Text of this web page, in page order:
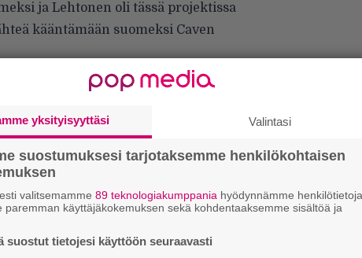
ja Lehtonen oli tässä projektissa
kääntämään suomeksi Caven
A.W.
yksityisyyttäsi Valintasi
suostumuksesi tarjotaksemme henkilökohtaisen
valitsemamme 89 teknologiakumppania hyödynnämme henkilötietoja
paremman käyttäjäkokemuksen sekä kohdentaaksemme sisältöä ja
suostut tietojesi käyttöön seuraavasti